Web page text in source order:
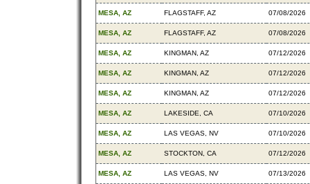
MESA, AZ FLAGSTAFF, AZ 07/08/2026
MESA, AZ FLAGSTAFF, AZ 07/08/2026
MESA, AZ KINGMAN, AZ 07/12/2026
MESA, AZ KINGMAN, AZ 07/12/2026
MESA, AZ KINGMAN, AZ 07/12/2026
MESA, AZ LAKESIDE, CA 07/10/2026
MESA, AZ LAS VEGAS, NV 07/10/2026
MESA, AZ STOCKTON, CA 07/12/2026
MESA, AZ LAS VEGAS, NV 07/13/2026